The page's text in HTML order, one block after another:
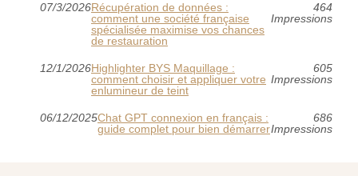
07/3/2026Récupération de données :
comment une société française
spécialisée maximise vos chances
de restauration
464
Impressions
12/1/2026Highlighter BYS Maquillage :
comment choisir et appliquer votre
enlumineur de teint
605
Impressions
06/12/2025Chat GPT connexion en français :
guide complet pour bien démarrer
686
Impressions